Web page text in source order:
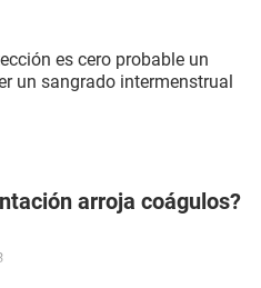
es cero probable un
un sangrado intermenstrual
arroja coágulos?